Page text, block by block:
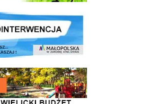
ekointerwencja dot.- powietrza
- Wielicki Budżet Obywatelski